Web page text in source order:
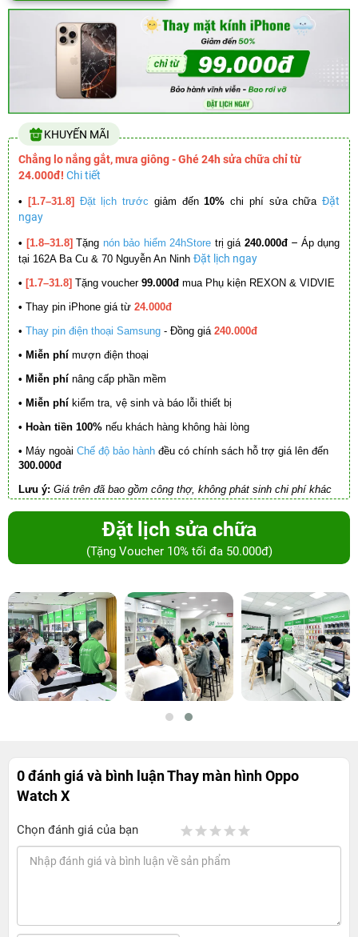
KHUYẾN MÃI
Chẳng lo nắng gắt, mưa giông - Ghé 24h sửa chữa chỉ từ
24.000đ! Chi tiết
• [1.7–31.8] Đặt lịch trước giảm đến10% chi phí sửa chữa Đặt
ngay
• [1.8–31.8] Tặng nón bảo hiểm 24hStore trị giá 240.000đ – Áp dụng
tại 162A Ba Cu & 70 Nguyễn An Ninh Đặt lịch ngay
• [1.7–31.8] Tặng voucher 99.000đ mua Phụ kiện REXON & VIDVIE
• Thay pin iPhone giá từ 24.000đ
• Thay pin điện thoại Samsung - Đồng giá 240.000đ
• Miễn phí mượn điện thoại
• Miễn phí nâng cấp phần mềm
• Miễn phí kiểm tra, vệ sinh và báo lỗi thiết bị
• Hoàn tiền 100% nếu khách hàng không hài lòng
• Máy ngoài Chế độ bảo hành đều có chính sách hỗ trợ giá lên đến
300.000đ
Lưu ý: Giá trên đã bao gồm công thợ, không phát sinh chi phí khác
Đặt lịch sửa chữa
(Tặng Voucher 10% tối đa 50.000đ)
0 đánh giá và bình luậnThay màn hình Oppo
Watch X
Chọn đánh giá của bạn